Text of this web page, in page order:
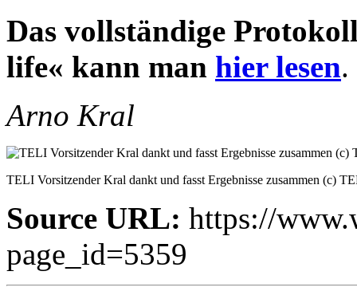
Das vollständige
life« kann man hier lesen.
Arno Kral
TELI Vorsitzender Kral dankt und fasst Ergebnisse zusammen (c)
Source URL: https://
page_id=5359